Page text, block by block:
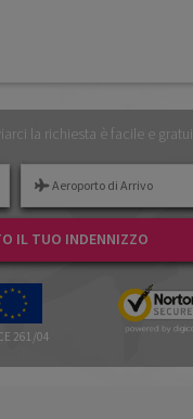
CALCOLA SUBITO
la richiesta è facile e
IL TUO INDENNIZZO
261/04